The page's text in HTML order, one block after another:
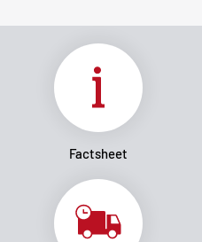
Factsheet